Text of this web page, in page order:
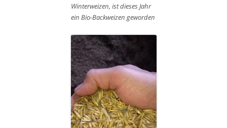
Winterweizen, ist dieses Jahr
ein Bio-Backweizen geworden